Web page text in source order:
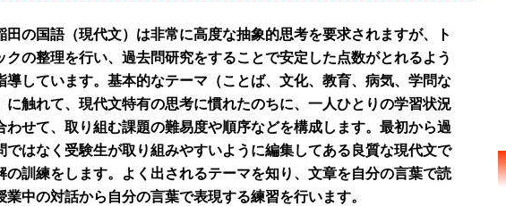
田の国語（現代文）は非常に高度な抽象的思考を要求されますが、ト
クの整理を行い、過去問研究をすることで安定した点数がとれるよう
導しています。基本的なテーマ（ことば、文化、教育、病気、学問な
に触れて、現代文特有の思考に慣れたのちに、一人ひとりの学習状況
わせて、取り組む課題の難易度や順序などを構成します。最初から過
ではなく受験生が取り組みやすいように編集してある良質な現代文で
の訓練をします。よく出されるテーマを知り、文章を自分の言葉で読
業中の対話から自分の言葉で表現する練習を行います。